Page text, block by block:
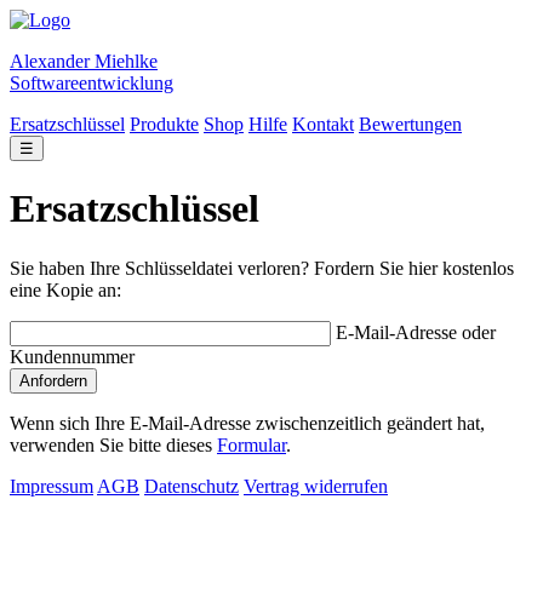
Alexander Miehlke
Softwareentwicklung
Ersatzschlüssel Produkte Shop Hilfe Kontakt Bewertungen
☰
Ersatzschlüssel
Sie haben Ihre Schlüsseldatei verloren? Fordern Sie hier kostenlos
eine Kopie an:
E-Mail-Adresse oder
Kundennummer
Anfordern
Wenn sich Ihre E-Mail-Adresse zwischenzeitlich geändert hat,
verwenden Sie bitte dieses Formular.
Impressum AGB Datenschutz Vertrag widerrufen